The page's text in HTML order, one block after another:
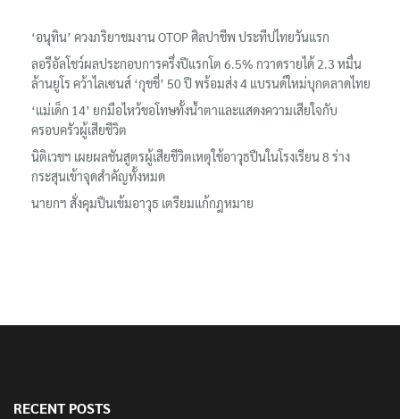
‘อนุทิน’ ควงภริยาชมงาน OTOP ศิลปาชีพ ประทีปไทยวันแรก
ลอรีอัลโชว์ผลประกอบการครึ่งปีแรกโต 6.5% กวาดรายได้ 2.3 หมื่น
ล้านยูโร คว้าไลเซนส์ ‘กุชชี่’ 50 ปี พร้อมส่ง 4 แบรนด์ใหม่บุกตลาดไทย
‘แม่เด็ก 14’ ยกมือไหว้ขอโทษทั้งน้ำตาและแสดงความเสียใจกับ
ครอบครัวผู้เสียชีวิต
นิติเวชฯ เผยผลชันสูตรผู้เสียชีวิตเหตุใช้อาวุธปืนในโรงเรียน 8 ร่าง
กระสุนเข้าจุดสำคัญทั้งหมด
นายกฯ สั่งคุมปืนเข้มอาวุธ เตรียมแก้กฎหมาย
RECENT POSTS